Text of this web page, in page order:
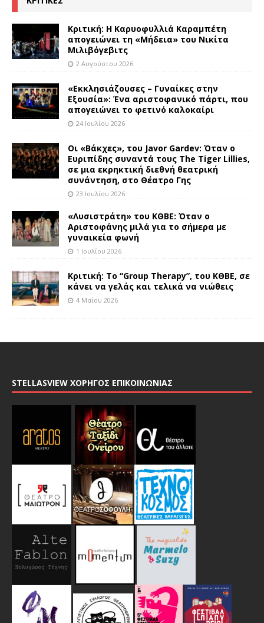
Κριτική: Η Καρυοφυλλιά Καραμπέτη
απογειώνει τη «Μήδεια» του Νικίτα
Μιλιβόγεβιτς
2 Αυγούστου 2026
«Εκκλησιάζουσες – Γυναίκες στην
Εξουσία»: Ένα αριστοφανικό πάρτι, που
απογειώνει το φετινό καλοκαίρι
24 Ιουλίου 2026
Οι «Βάκχες», του Javor Gardev: Όταν ο
Ευριπίδης συναντά τους The Tiger Lillies,
σε μια εκρηκτική διεθνή θεατρική
συνάντηση, στο Θέατρο Γης
23 Ιουλίου 2026
«Λυσιστράτη» του ΚΘΒΕ: Όταν ο
Αριστοφάνης μιλά για το σήμερα με
γυναικεία φωνή
1 Ιουλίου 2026
Κριτική: Το “Group Therapy”, του ΚΘΒΕ, σε
κάνει να γελάς και τελικά να νιώθεις
4 Μαΐου 2026
STELLASVIEW ΧΟΡΗΓΟΣ ΕΠΙΚΟΙΝΩΝΙΑΣ